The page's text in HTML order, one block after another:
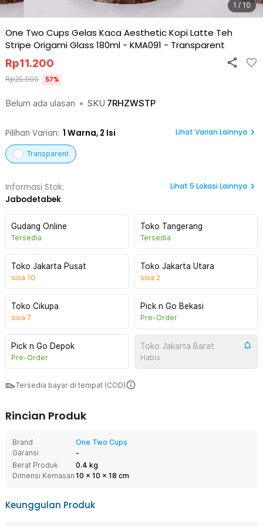
1 / 10
One Two Cups Gelas Kaca Aesthetic Kopi Latte Teh
Stripe Origami Glass 180ml - KMA091 - Transparent
Belum ada ulasan • SKU 7RHZWSTP
Rp11.200
Rp25.900 57%
Pilihan Varian: 1 Warna, 2 Isi Lihat Varian Lainnya
Transparent
Informasi Stok:
Jabodetabek
Lihat 5 Lokasi Lainnya
Gudang Online
Tersedia
Toko Tangerang
Tersedia
Toko Jakarta Pusat
sisa 10
Toko Jakarta Utara
sisa 2
Toko Cikupa
sisa 7
Pick n Go Bekasi
Pre-Order
Pick n Go Depok
Pre-Order
Toko Jakarta Barat
Habis
Tersedia bayar di tempat (COD)
Rincian Produk
Brand
One Two Cups
Garansi
-
Berat Produk
0.4 kg
Dimensi Kemasan 10 x 10 x 18 cm
Keunggulan Produk